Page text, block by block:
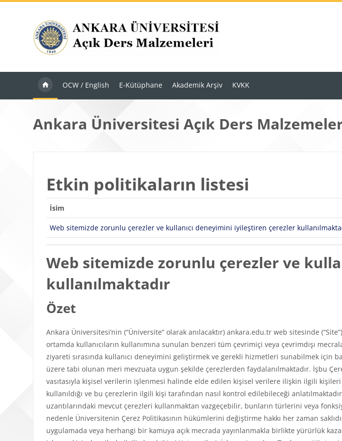
OCW / English E-Kütüphane Akademik Arşiv KVKK
Ankara Üniversitesi Açık Ders
Etkin politikaların listesi
İsim
Web sitemizde zorunlu çerezler ve kullanıcı deneyimini iyileştiren çerezler
Web sitemizde zorunlu çerezler ve
kullanılmaktadır
Özet
Ankara Üniversitesi’nin (“Üniversite” olarak anılacaktır) ankara.edu.tr web sitesinde
ortamda kullanıcıların kullanımına sunulan benzeri tüm çevrimiçi veya çevrimdışı
ziyareti sırasında kullanıcı deneyimini geliştirmek ve gerekli hizmetleri sunabilmek için
üzere tabi olunan meri mevzuata uygun şekilde çerezlerden faydalanılmaktadır. İşbu
vasıtasıyla kişisel verilerin işlenmesi halinde elde edilen kişisel verilere ilişkin ilgili
kullanıldığı ve bu çerezlerin ilgili kişi tarafından nasıl kontrol edilebileceği
uzantılarındaki mevcut çerezleri kullanmaktan vazgeçebilir, bunların türlerini veya
nedenle Üniversitenin Çerez Politikasının hükümlerini değiştirme hakkı her zaman
uygulamada veya herhangi bir kamuya açık mecrada yayınlanmakla birlikte yürürlük